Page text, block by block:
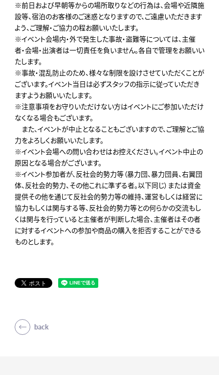
※前日および早朝等からの場所取りなどの行為は、会場や近隣施
設等、宿泊のお客様のご迷惑となりますので、ご遠慮いただきます
よう、ご理解・ご協力の程お願いいたします。
※イベント会場内・外で発生した事故・盗難等については、主催
者・会場・出演者は一切責任を負いません。各自で管理をお願いい
たします。
※事故・混乱防止のため、様々な制限を設けさせていただくことが
ございます。イベント当日は必ずスタッフの指示に従っていただき
ますようお願いいたします。
※注意事項をお守りいただけない方はイベントにご参加いただけ
なくなる場合もございます。
また、イベントが中止となることもございますので、ご理解とご協
力をよろしくお願いいたします。
※イベント会場への問い合わせはお控えください。イベント中止の
原因となる場合がございます。
※イベント参加者が、反社会的勢力等（暴力団、暴力団員、右翼団
体、反社会的勢力、その他これに準ずる者。以下同じ）または資金
提供その他を通じて反社会的勢力等の維持、運営もしくは経営に
協力もしくは関与する等、反社会的勢力等との何らかの交流もし
くは関与を行っていると主催者が判断した場合、主催者はその者
に対するイベントへの参加や商品の購入を拒否することができる
ものとします。
back